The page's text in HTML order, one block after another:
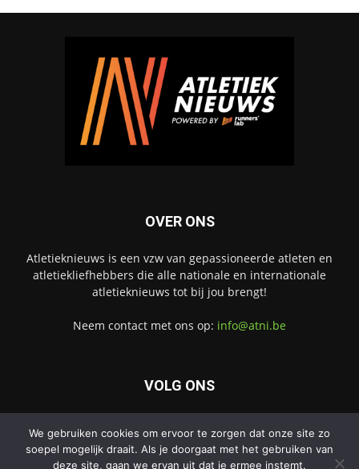
OVER ONS
Atletieknieuws is een vzw van gepassioneerde atleten en
atletiekliefhebbers die alle nationale en internationale
atletieknieuws tot bij jou brengt!
Neem contact met ons op: info@atni.be
VOLG ONS
We gebruiken cookies om ervoor te zorgen dat onze site zo
soepel mogelijk draait. Als je doorgaat met het gebruiken van
deze site, gaan we ervan uit dat je ermee instemt.